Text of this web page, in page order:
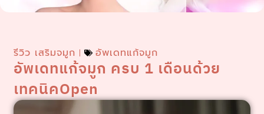
รีวิว เสริมจมูก อัพเดทแก้จมูก
อัพเดทแก้จมูก ครบ 1 เดือนด้วย
เทคนิคOpen